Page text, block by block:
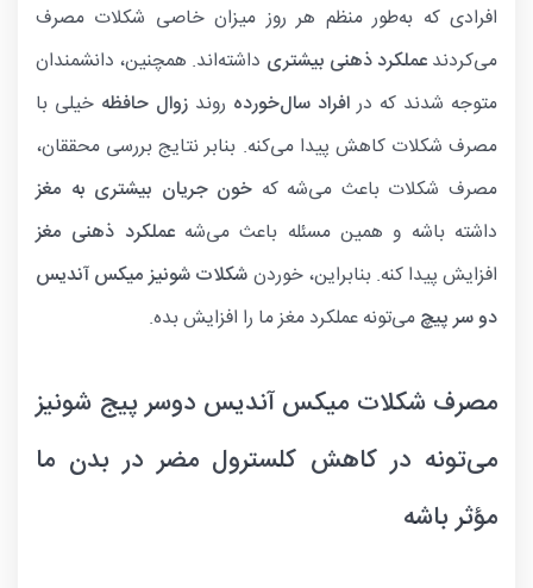
افرادی که به‌طور منظم هر روز میزان خاصی شکلات مصرف
می‌کردندعملکرد ذهنی بیشتری داشته‌اند. همچنین، دانشمندان
متوجه شدند که درافراد سال‌خورده روند زوال حافظه خیلی با
مصرف شکلات کاهش پیدا می‌کنه. بنابر نتایج بررسی محققان،
مصرف شکلات باعث می‌شه که خون جریان بیشتری به مغز
داشته باشه و همین مسئله باعث می‌شهعملکرد ذهنی مغز
افزایش پیدا کنه. بنابراین، خوردنشکلات شونیز میکس آندیس
دو سر پیچمی‌تونه عملکرد مغز ما را افزایش بده.
مصرف شکلات میکس آندیس دوسر پیج شونیز
می‌تونه در کاهش کلسترول مضر در بدن ما
مؤثر باشه